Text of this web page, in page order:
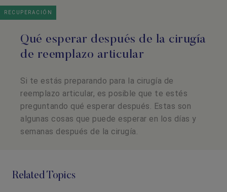
RECUPERACIÓN
Qué esperar después de la cirugía
de reemplazo articular
Si te estás preparando para la cirugía de
reemplazo articular, es posible que te estés
preguntando qué esperar después. Estas son
algunas cosas que puede esperar en los días y
semanas después de la cirugía.
Related Topics